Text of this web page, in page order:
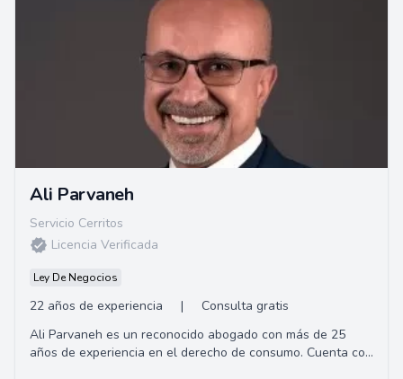
Ali Parvaneh
Servicio Cerritos
Licencia Verificada
Ley De Negocios
22 años de experiencia |
Consulta gratis
Ali Parvaneh es un reconocido abogado con más de 25
años de experiencia en el derecho de consumo. Cuenta con